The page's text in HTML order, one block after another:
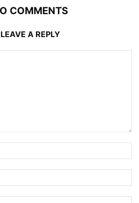
COMMENTS
LEAVE A REPLY